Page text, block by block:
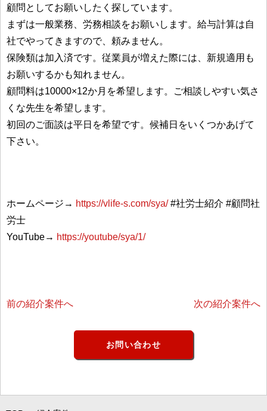
顧問としてお願いしたく探しています。
まずは一般業務、労務相談をお願いします。給与計算は自
社でやってきますので、頼みません。
保険類は加入済です。従業員が増えた際には、新規適用も
お願いするかも知れません。
顧問料は10000×12か月を希望します。ご相談しやすい気さ
くな先生を希望します。
初回のご面談は平日を希望です。候補日をいくつかあげて
下さい。
ホームページ→ https://vlife-s.com/sya/#社労士紹介 #顧問社
労士
YouTube→ https://youtube/sya/1/
前の紹介案件へ 次の紹介案件へ
お問い合わせ